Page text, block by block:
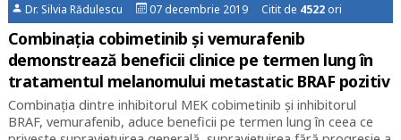
Dr. Silvia Rădulescu 07 decembrie 2019 Citit de 4522 ori
Combinația cobimetinib și vemurafenib
demonstrează beneficii clinice pe termen lung în
tratamentul melanomului metastatic BRAF pozitiv
Combinația dintre inhibitorul MEK cobimetinib și inhibitorul
BRAF, vemurafenib, aduce beneficii pe termen lung în ceea ce